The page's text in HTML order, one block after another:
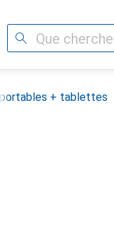
Recherche
+ tablettes